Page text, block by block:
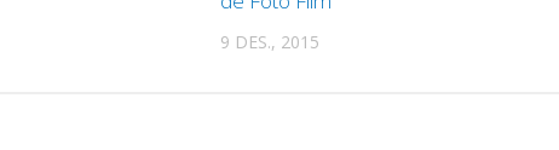
9 DES., 2015